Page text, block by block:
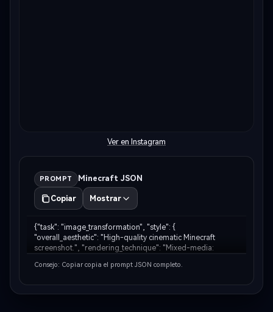
Ver en Instagram
PROMPT Minecraft JSON
Copiar Mostrar
{"task": "image_transformation", "style": {
"overall_aesthetic": "High-quality cinematic Minecraft
screenshot.", "rendering_technique": "Mixed-media:
environment." }, "subject_rules": { "main_subject": "The
Consejo: Copiar copia el prompt JSON completo.